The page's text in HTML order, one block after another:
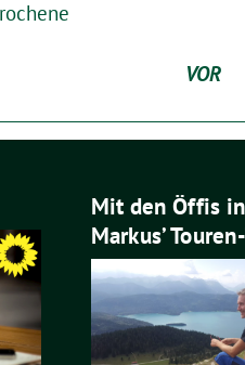
VOR
Mit den Öffis
Markus’